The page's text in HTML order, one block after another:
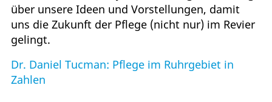
über unsere Ideen und Vorstellungen, damit
uns die Zukunft der Pflege (nicht nur) im Revier
gelingt.
Dr. Daniel Tucman: Pflege im Ruhrgebiet in
Zahlen